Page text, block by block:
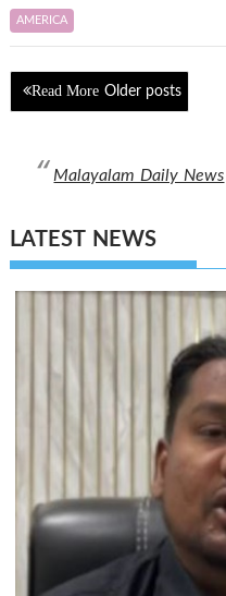
AMERICA
Posts
navigation
Older posts
Malayalam Daily News
LATEST NEWS